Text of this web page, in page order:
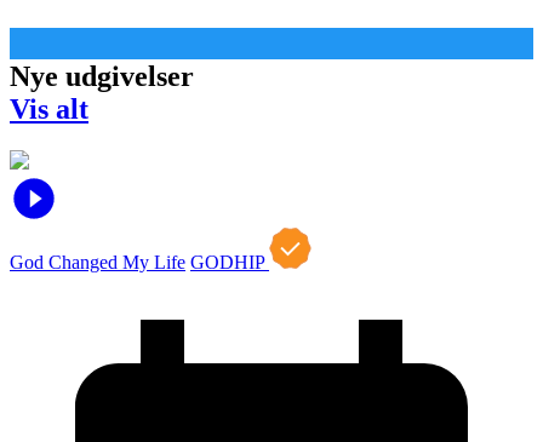
Nye udgivelser
Vis alt
God Changed My Life GODHIP